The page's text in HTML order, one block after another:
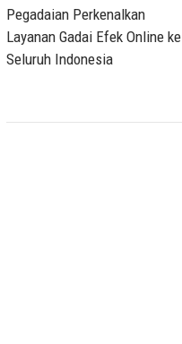
Pegadaian Perkenalkan
Layanan Gadai Efek Online ke
Seluruh Indonesia